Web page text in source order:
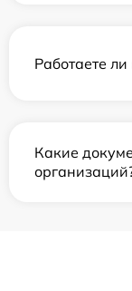
Работаете
Какие